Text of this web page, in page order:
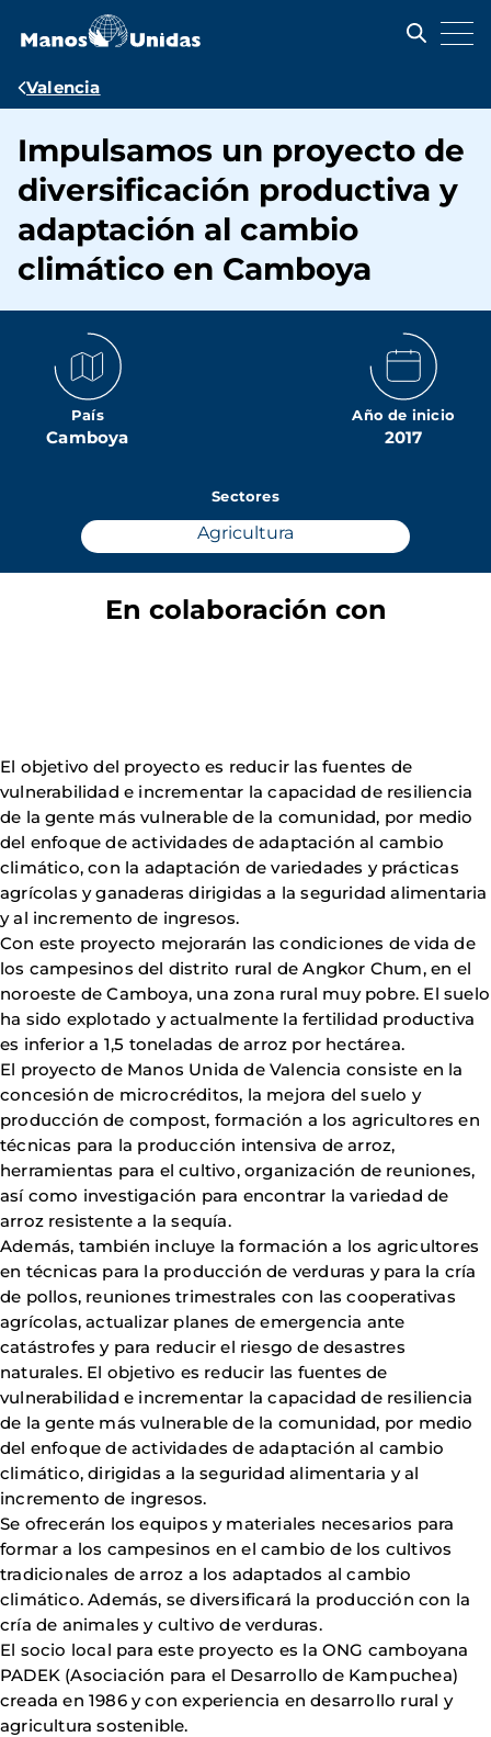
contenido
Ruta
navegación
Valencia
Impulsamos un proyecto de
diversificación productiva y
adaptación al cambio
climático en Camboya
País
Camboya
Año de inicio
2017
Sectores
Agricultura
En colaboración con
El objetivo del proyecto es reducir las fuentes de
vulnerabilidad e incrementar la capacidad de resiliencia
de la gente más vulnerable de la comunidad, por medio
del enfoque de actividades de adaptación al cambio
climático, con la adaptación de variedades y prácticas
agrícolas y ganaderas dirigidas a la seguridad alimentaria
y al incremento de ingresos.
Con este proyecto mejorarán las condiciones de vida de
los campesinos del distrito rural de Angkor Chum, en el
noroeste de Camboya, una zona rural muy pobre. El suelo
ha sido explotado y actualmente la fertilidad productiva
es inferior a 1,5 toneladas de arroz por hectárea.
El proyecto de Manos Unida de Valencia consiste en la
concesión de microcréditos, la mejora del suelo y
producción de compost, formación a los agricultores en
técnicas para la producción intensiva de arroz,
herramientas para el cultivo, organización de reuniones,
así como investigación para encontrar la variedad de
arroz resistente a la sequía.
Además, también incluye la formación a los agricultores
en técnicas para la producción de verduras y para la cría
de pollos, reuniones trimestrales con las cooperativas
agrícolas, actualizar planes de emergencia ante
catástrofes y para reducir el riesgo de desastres
naturales. El objetivo es reducir las fuentes de
vulnerabilidad e incrementar la capacidad de resiliencia
de la gente más vulnerable de la comunidad, por medio
del enfoque de actividades de adaptación al cambio
climático, dirigidas a la seguridad alimentaria y al
incremento de ingresos.
Se ofrecerán los equipos y materiales necesarios para
formar a los campesinos en el cambio de los cultivos
tradicionales de arroz a los adaptados al cambio
climático. Además, se diversificará la producción con la
cría de animales y cultivo de verduras.
El socio local para este proyecto es la ONG camboyana
PADEK (Asociación para el Desarrollo de Kampuchea)
creada en 1986 y con experiencia en desarrollo rural y
agricultura sostenible.